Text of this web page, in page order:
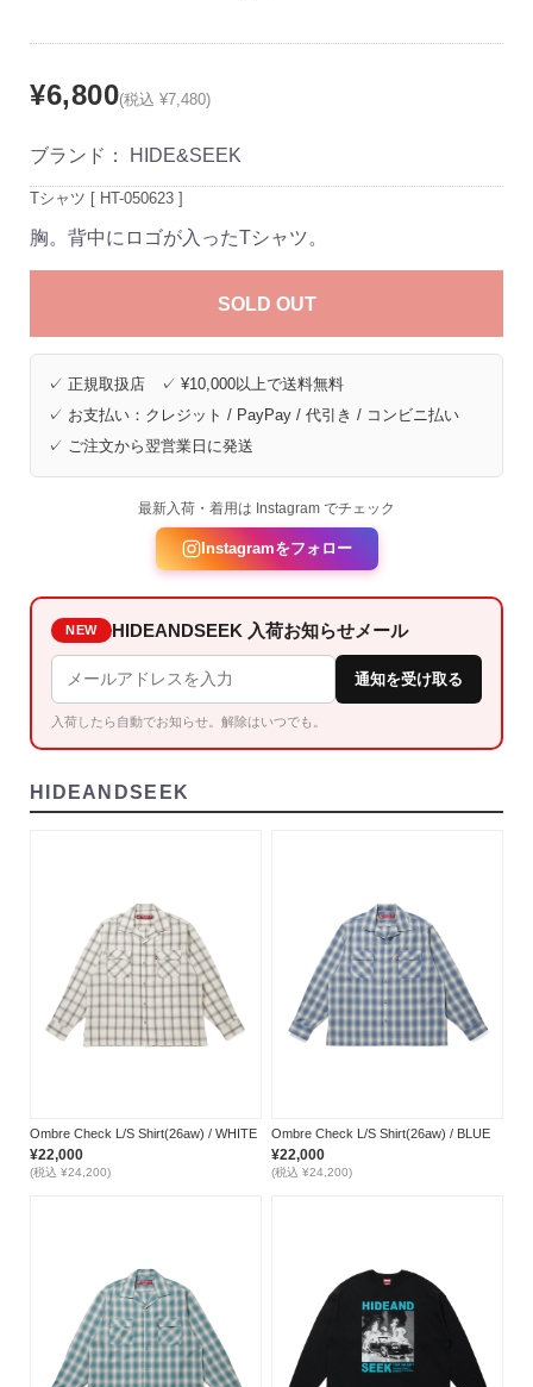
¥6,800(税込 ¥7,480)
ブランド： HIDE&SEEK
Tシャツ [ HT-050623 ]
胸。背中にロゴが入ったTシャツ。
SOLD OUT
✓ 正規取扱店 ✓ ¥10,000以上で送料無料
✓ お支払い：クレジット / PayPay / 代引き / コンビニ払い
✓ ご注文から翌営業日に発送
最新入荷・着用は Instagram でチェック
Instagramをフォロー
NEW HIDEANDSEEK 入荷お知らせメール
通知を受け取る
入荷したら自動でお知らせ。解除はいつでも。
HIDEANDSEEK
Ombre Check L/S Shirt(26aw) / WHITE
¥22,000
(税込 ¥24,200)
Ombre Check L/S Shirt(26aw) / BLUE
¥22,000
(税込 ¥24,200)